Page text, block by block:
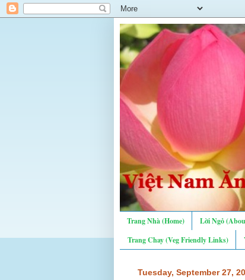
Trang Nhà (Home) Lời Ngỏ
Trang Chay (Veg Friendly Links)
Tuesday, September 27,